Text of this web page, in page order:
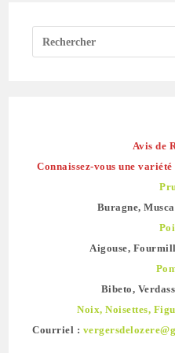
Avis de
Connaissez-vous une
Buragne,
Aigouse,
Bibeto,
Noix, Noisettes,
Courriel :